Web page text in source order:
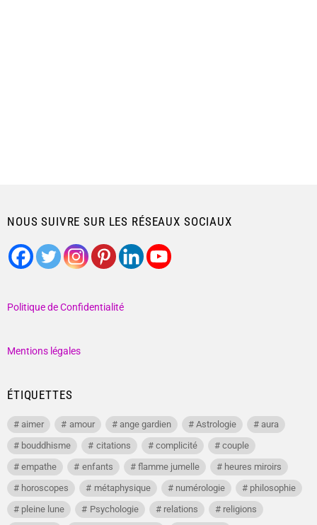
NOUS SUIVRE SUR LES RÉSEAUX SOCIAUX
Politique de Confidentialité
Mentions légales
ÉTIQUETTES
aimer amour ange gardien Astrologie
aura
bouddhisme
citations complicité
couple
empathe
enfants flamme jumelle
heures miroirs
horoscopes
métaphysique numérologie
philosophie
pleine lune
Psychologie relations
religions